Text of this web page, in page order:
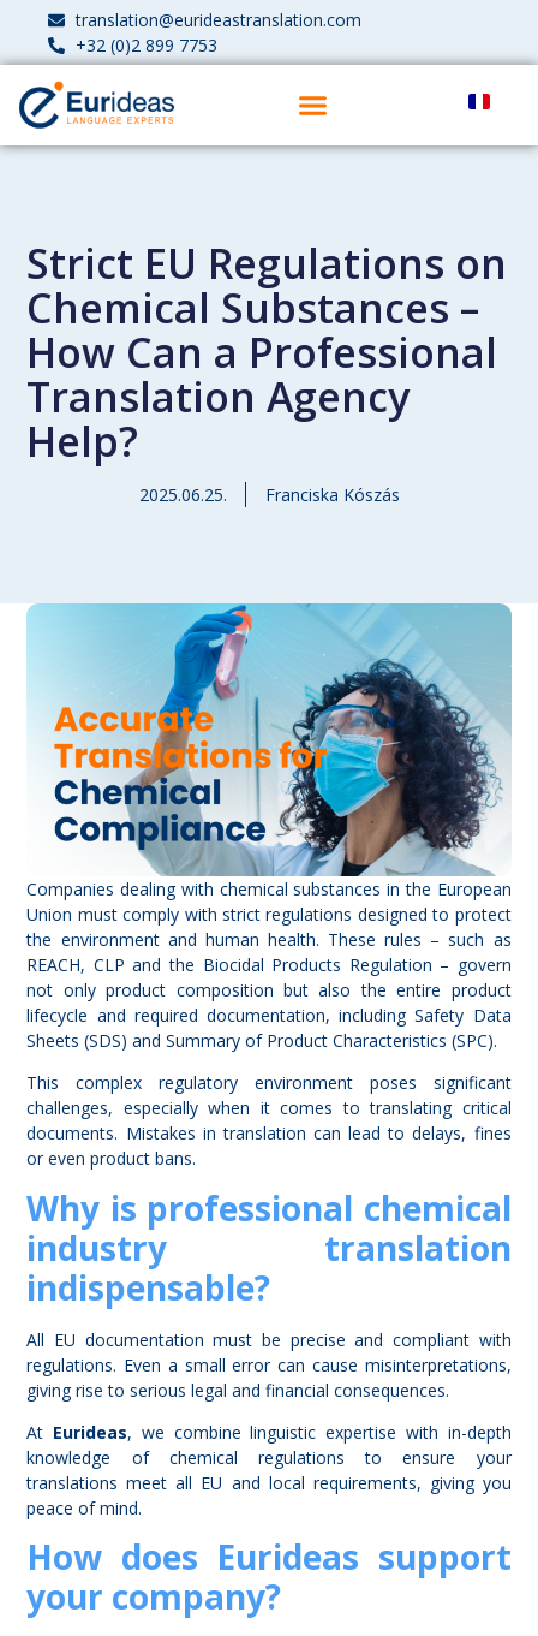
translation@eurideastranslation.com
+32 (0)2 899 7753
Strict EU Regulations on
Chemical Substances –
How Can a Professional
Translation Agency
Help?
2025.06.25. Franciska Kószás
Companies dealing with chemical substances in the European
Union must comply with strict regulations designed to protect
the environment and human health. These rules – such as
REACH, CLP and the Biocidal Products Regulation – govern
not only product composition but also the entire product
lifecycle and required documentation, including Safety Data
Sheets (SDS) and Summary of Product Characteristics (SPC).
This complex regulatory environment poses significant
challenges, especially when it comes to translating critical
documents. Mistakes in translation can lead to delays, fines
or even product bans.
Why is professional chemical
industry translation
indispensable?
All EU documentation must be precise and compliant with
regulations. Even a small error can cause misinterpretations,
giving rise to serious legal and financial consequences.
At Eurideas, we combine linguistic expertise with in-depth
knowledge of chemical regulations to ensure your
translations meet all EU and local requirements, giving you
peace of mind.
How does Eurideas support
your company?